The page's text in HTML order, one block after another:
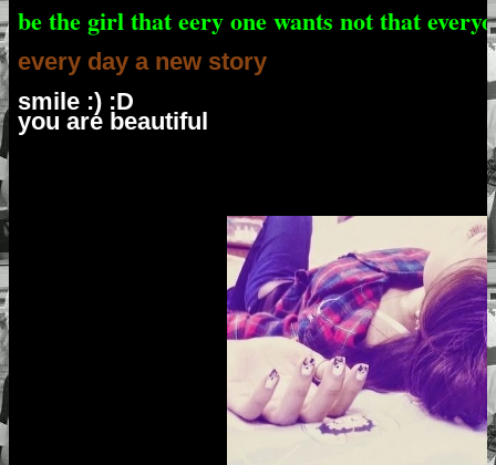
be the girl that eery one wants not that
every day a new story
smile :) :D
you are beautiful